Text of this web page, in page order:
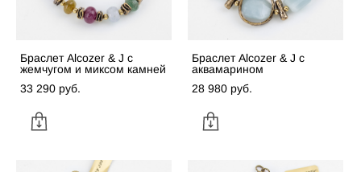
Браслет Alcozer & J с
жемчугом и миксом камней
33 290 pуб.
Браслет Alcozer & J с
аквамарином
28 980 pуб.